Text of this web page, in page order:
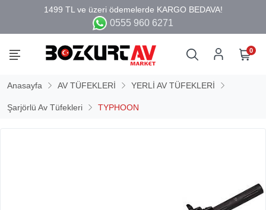
0555 960 6271
0
Anasayfa AV TÜFEKLERİ YERLİ AV TÜFEKLERİ
Şarjörlü Av Tüfekleri TYPHOON